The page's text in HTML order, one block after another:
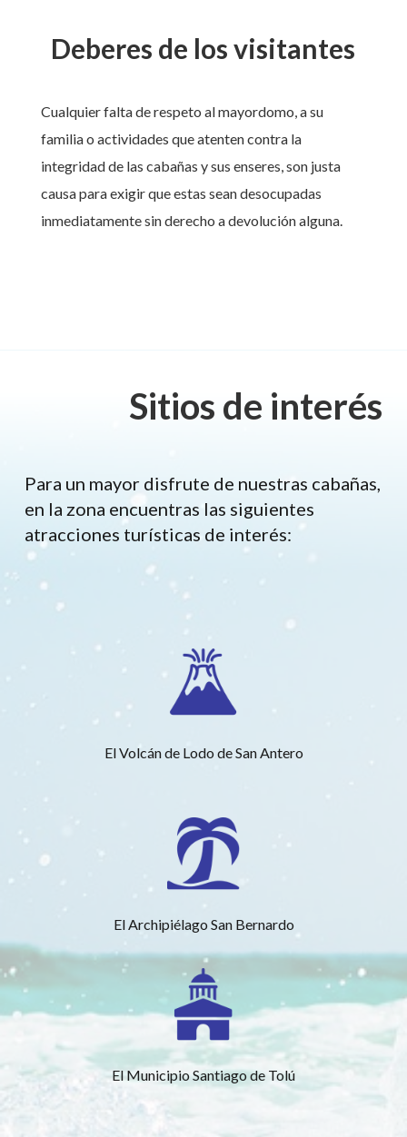
Deberes de los visitantes
Cualquier falta de respeto al mayordomo, a su
familia o actividades que atenten contra la
integridad de las cabañas y sus enseres, son justa
causa para exigir que estas sean desocupadas
inmediatamente sin derecho a devolución alguna.
Sitios de interés
Para un mayor disfrute de nuestras cabañas,
en la zona encuentras las siguientes
atracciones turísticas de interés:
El Volcán de Lodo de San Antero
El Archipiélago San Bernardo
El Municipio Santiago de Tolú